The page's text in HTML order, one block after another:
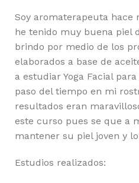
Soy aromaterapeuta hace
he tenido muy buena piel
brindo por medio de los
elaborados a base de
a estudiar Yoga Facial
paso del tiempo en mi
resultados eran
este curso pues se que a
mantener su piel joven y
Estudios realizados: